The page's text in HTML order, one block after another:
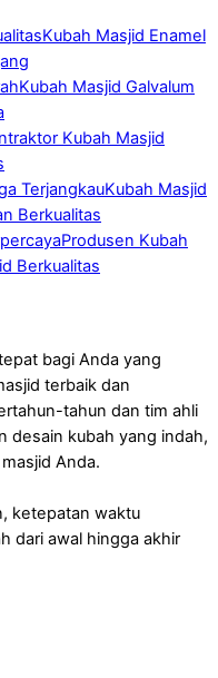
Kubah Masjid Enamel
Kubah Masjid Galvalum
Kubah Masjid
Kubah Masjid
Berkualitas
Produsen Kubah
Berkualitas
bagi Anda yang
terbaik dan
tahun dan tim ahli
desain kubah yang indah,
Anda.
ketepatan waktu
dari awal hingga akhir